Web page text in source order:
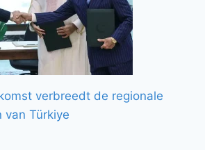
verbreedt de regionale
van Türkiye